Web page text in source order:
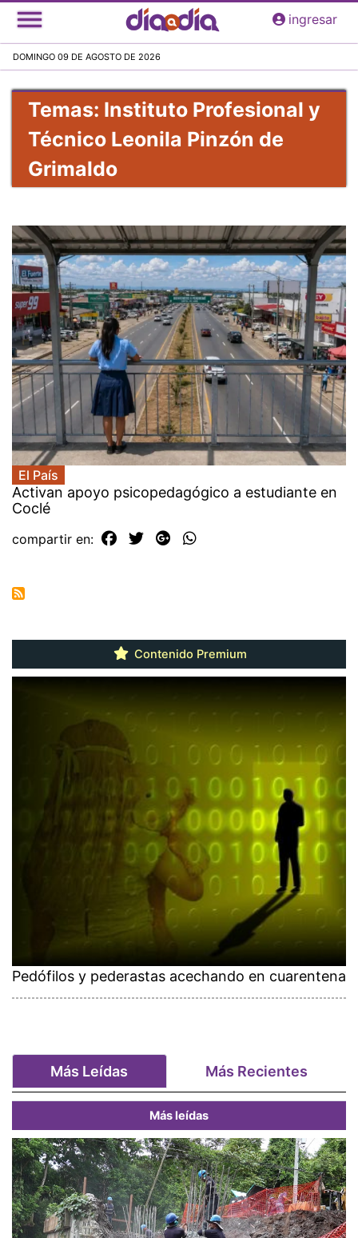
Pasar
al
principal
ingresar
DOMINGO 09 DE AGOSTO DE 2026
Temas: Instituto Profesional y
Técnico Leonila Pinzón de
Grimaldo
El País
Activan apoyo psicopedagógico a estudiante en
Coclé
compartir en:
Contenido Premium
Pedófilos y pederastas acechando en cuarentena
Más Leídas Más Recientes
Más leídas